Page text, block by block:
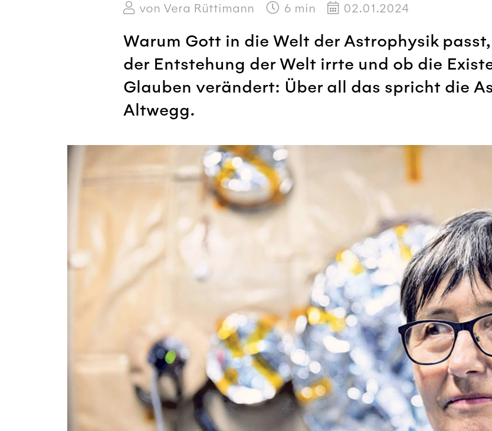
von Vera Rüttimann 6 min 02.01.2024
Warum Gott in die Welt der Astrophysik
der Entstehung der Welt irrte und ob die
Glauben verändert: Über all das spricht die
Altwegg.